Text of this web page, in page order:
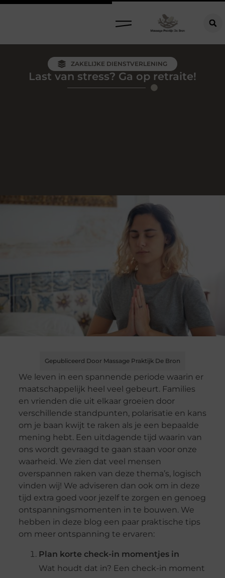
ZAKELIJKE DIENSTVERLENING
Last van stress? Ga op retraite!
Gepubliceerd Door Massage Praktijk De Bron
We leven in een spannende periode waarin er
maatschappelijk heel veel gebeurt. Families
en vrienden die uit elkaar groeien door
verschillende standpunten, polarisatie en kans
om je baan kwijt te raken als je een bepaalde
mening hebt. Een uitdagende tijd waarin van
ons wordt gevraagd te gaan staan voor onze
waarheid. We zien dat veel mensen
overspannen raken van deze thema’s, logisch
vinden wij! We adviseren dan ook om in deze
tijd extra goed voor jezelf te zorgen en genoeg
ontspanningsmomenten in te bouwen. We
hebben in deze blog een paar praktische tips
om meer ontspanning te ervaren:
Plan korte check-in momentjes in
Wat houdt dat in? Een check-in moment